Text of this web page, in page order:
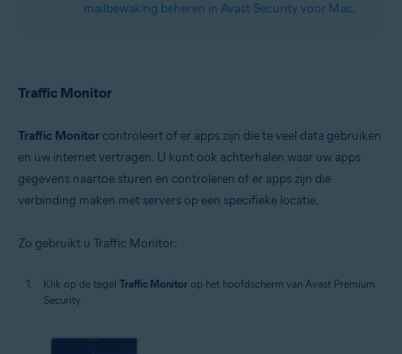
mailbewaking beheren in Avast Security voor Mac.
Traffic Monitor
Traffic Monitor controleert of er apps zijn die te veel data gebruiken
en uw internet vertragen. U kunt ook achterhalen waar uw apps
gegevens naartoe sturen en controleren of er apps zijn die
verbinding maken met servers op een specifieke locatie.
Zo gebruikt u Traffic Monitor:
Klik op de tegel Traffic Monitor op het hoofdscherm van Avast Premium
Security.